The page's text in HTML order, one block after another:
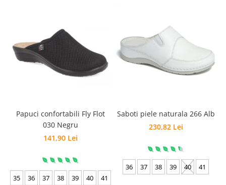
Papuci confortabili Fly Flot
030 Negru
141,90 Lei
35 36 37 38 39 40 41
Saboti piele naturala 266 Alb
230,82 Lei
36 37 38 39 40
41